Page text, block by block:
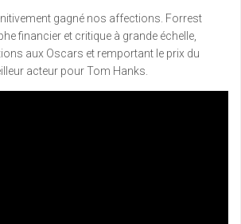
gagné nos affections. Forrest
financier et critique à grande échelle,
aux Oscars et remportant le prix du
acteur pour Tom Hanks.